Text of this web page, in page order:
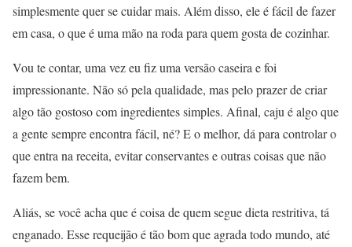
simplesmente quer se cuidar mais. Além disso, ele é fácil de fazer
em casa, o que é uma mão na roda para quem gosta de cozinhar.
Vou te contar, uma vez eu fiz uma versão caseira e foi
impressionante. Não só pela qualidade, mas pelo prazer de criar
algo tão gostoso com ingredientes simples. Afinal, caju é algo que
a gente sempre encontra fácil, né? E o melhor, dá para controlar o
que entra na receita, evitar conservantes e outras coisas que não
fazem bem.
Aliás, se você acha que é coisa de quem segue dieta restritiva, tá
enganado. Esse requeijão é tão bom que agrada todo mundo, até